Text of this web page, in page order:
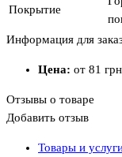
Покрытие
Информация для
Цена: от 81
Отзывы о товаре
Добавить отзыв
Товары и